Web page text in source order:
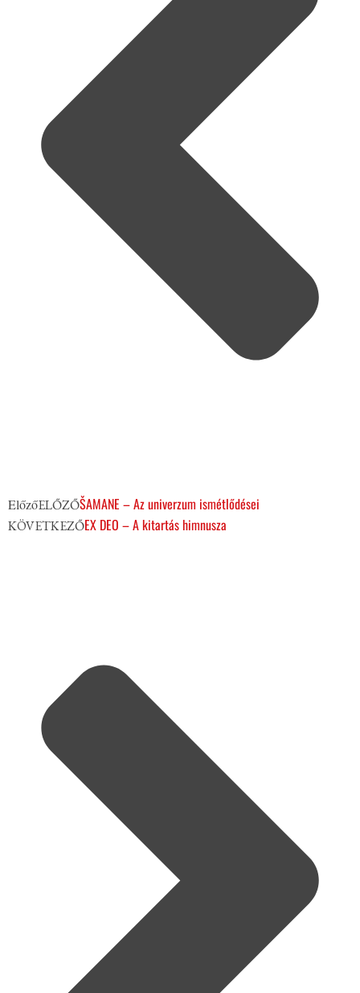
ElőzőELŐZŐŠAMANE – Az univerzum ismétlődései
KÖVETKEZŐEX DEO – A kitartás himnusza